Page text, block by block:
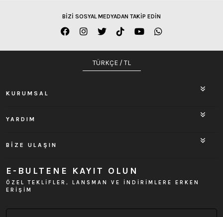
BİZİ SOSYAL MEDYADAN TAKİP EDİN
TÜRKÇE / TL
KURUMSAL
YARDIM
BİZE ULAŞIN
E-BULTENE KAYIT OLUN
ÖZEL TEKLİFLER, LANSMAN VE İNDİRİMLERE ERKEN
ERİŞİM